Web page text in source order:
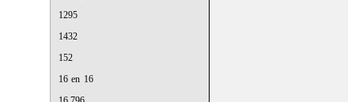
1295
1432
152
16 en 16